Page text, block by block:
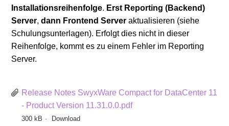
Weitere anzeigen
Installationsreihenfolge. Erst Reporting (Backend)
Server,dann Frontend Serveraktualisieren (siehe
Schulungsunterlagen). Erfolgt dies nicht in dieser
Reihenfolge, kommt es zu einem Fehler im Reporting
Server.
Release Notes SwyxWare Compact for DataCenter 11
- Product Version 11.31.0.0.pdf
300 kB Download